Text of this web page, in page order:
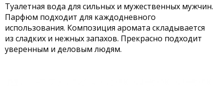
Туалетная вода для сильных и мужественных мужчин.
Парфюм подходит для каждодневного
использования. Композиция аромата складывается
из сладких и нежных запахов. Прекрасно подходит
уверенным и деловым людям.